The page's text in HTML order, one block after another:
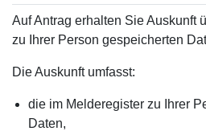
Auf Antrag erhalten Sie Auskunft
zu Ihrer Person gespeicherten
Die Auskunft umfasst:
die im Melderegister zu Ihrer
Daten,